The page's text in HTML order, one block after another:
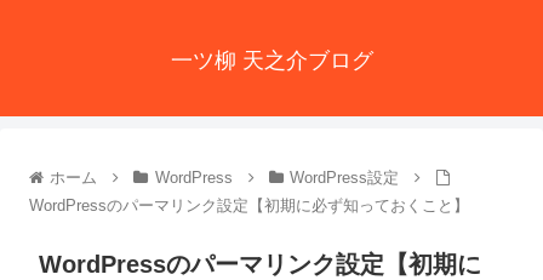
一ツ柳 天之介ブログ
ホーム WordPress
WordPress設定
WordPressのパーマリンク設定【初期に必ず知っておくこと】
WordPressのパーマリンク設定【初期に